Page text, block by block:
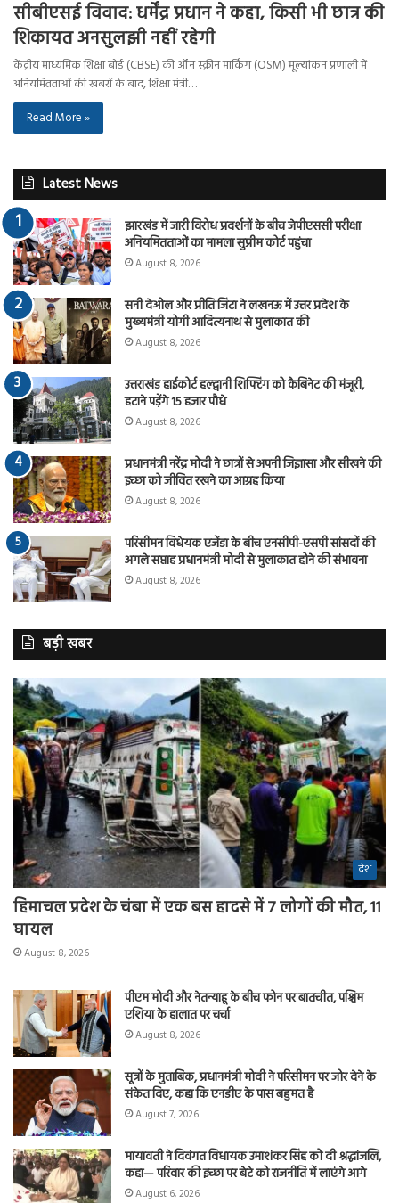
सीबीएसई विवाद: धर्मेंद्र प्रधान ने कहा, किसी भी छात्र की
शिकायत अनसुलझी नहीं रहेगी
केंद्रीय माध्यमिक शिक्षा बोर्ड (CBSE) की ऑन स्क्रीन मार्किंग (OSM) मूल्यांकन प्रणाली में
अनियमितताओं की खबरों के बाद, शिक्षा मंत्री…
Read More »
Latest News
झारखंड में जारी विरोध प्रदर्शनों के बीच जेपीएससी परीक्षा
अनियमितताओं का मामला सुप्रीम कोर्ट पहुंचा
August 8, 2026
सनी देओल और प्रीति जिंटा ने लखनऊ में उत्तर प्रदेश के
मुख्यमंत्री योगी आदित्यनाथ से मुलाकात की
August 8, 2026
उत्तराखंड हाईकोर्ट हल्द्वानी शिफ्टिंग को कैबिनेट की मंजूरी,
हटाने पड़ेंगे 15 हजार पौधे
August 8, 2026
प्रधानमंत्री नरेंद्र मोदी ने छात्रों से अपनी जिज्ञासा और सीखने की
इच्छा को जीवित रखने का आग्रह किया
August 8, 2026
परिसीमन विधेयक एजेंडा के बीच एनसीपी-एसपी सांसदों की
अगले सप्ताह प्रधानमंत्री मोदी से मुलाकात होने की संभावना
August 8, 2026
बड़ी खबर
देश
हिमाचल प्रदेश के चंबा में एक बस हादसे में 7 लोगों की मौत, 11
घायल
August 8, 2026
पीएम मोदी और नेतन्याहू के बीच फोन पर बातचीत, पश्चिम
एशिया के हालात पर चर्चा
August 8, 2026
सूत्रों के मुताबिक, प्रधानमंत्री मोदी ने परिसीमन पर जोर देने के
संकेत दिए, कहा कि एनडीए के पास बहुमत है
August 7, 2026
मायावती ने दिवंगत विधायक उमाशंकर सिंह को दी श्रद्धांजलि,
कहा— परिवार की इच्छा पर बेटे को राजनीति में लाएंगे आगे
August 6, 2026